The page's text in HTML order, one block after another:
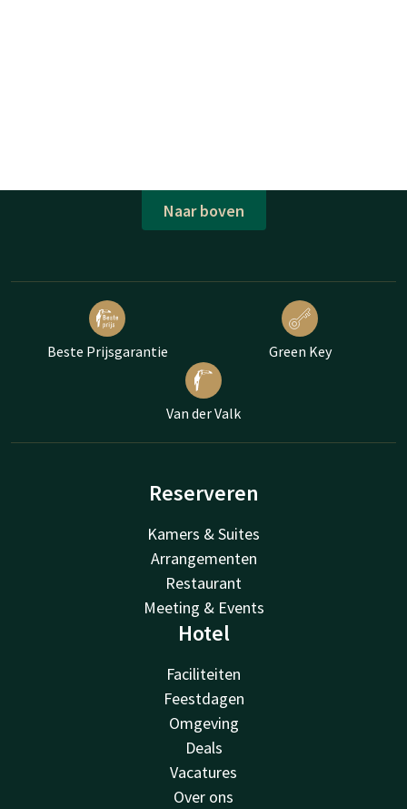
Naar boven
Beste Prijsgarantie Green Key
Van der Valk
Reserveren
Kamers & Suites
Arrangementen
Restaurant
Meeting & Events
Hotel
Faciliteiten
Feestdagen
Omgeving
Deals
Vacatures
Over ons